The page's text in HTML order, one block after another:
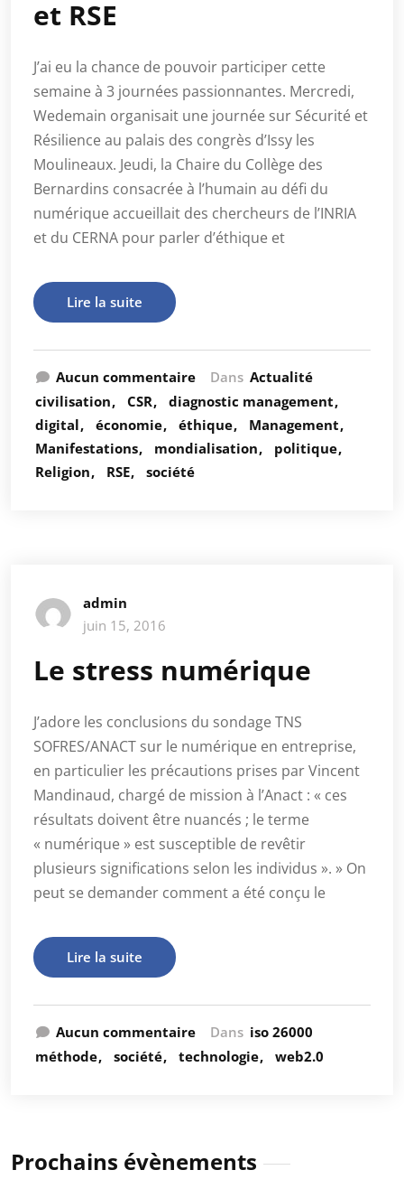
et RSE
J’ai eu la chance de pouvoir participer cette
semaine à 3 journées passionnantes. Mercredi,
Wedemain organisait une journée sur Sécurité et
Résilience au palais des congrès d’Issy les
Moulineaux. Jeudi, la Chaire du Collège des
Bernardins consacrée à l’humain au défi du
numérique accueillait des chercheurs de l’INRIA
et du CERNA pour parler d’éthique et
Lire la suite
Aucun commentaire Dans Actualité
civilisation
CSR
diagnostic management
digital
économie éthique
Management
Manifestations
mondialisation
politique
Religion
RSE société
admin
juin 15, 2016
Le stress numérique
J’adore les conclusions du sondage TNS
SOFRES/ANACT sur le numérique en entreprise,
en particulier les précautions prises par Vincent
Mandinaud, chargé de mission à l’Anact : « ces
résultats doivent être nuancés ; le terme
« numérique » est susceptible de revêtir
plusieurs significations selon les individus ». » On
peut se demander comment a été conçu le
Lire la suite
Aucun commentaire Dans iso 26000
méthode
société technologie web2.0
Prochains évènements